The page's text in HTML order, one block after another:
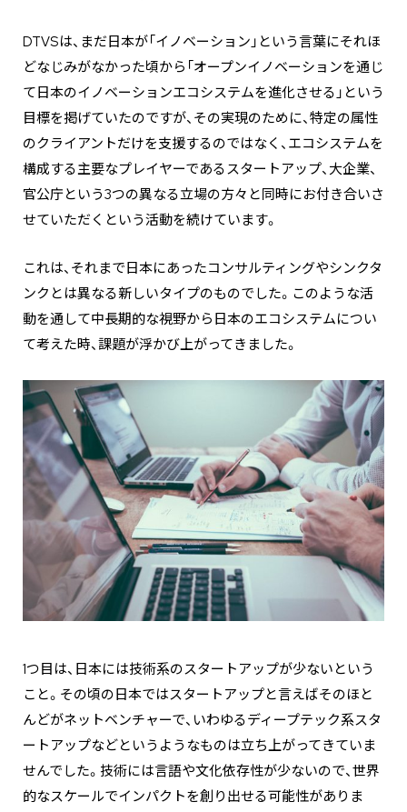
DTVSは、まだ日本が「イノベーション」という言葉にそれほ
どなじみがなかった頃から「オープンイノベーションを通じ
て日本のイノベーションエコシステムを進化させる」という
目標を掲げていたのですが、その実現のために、特定の属性
のクライアントだけを支援するのではなく、エコシステムを
構成する主要なプレイヤーであるスタートアップ、大企業、
官公庁という3つの異なる立場の方々と同時にお付き合いさ
せていただくという活動を続けています。
これは、それまで日本にあったコンサルティングやシンクタ
ンクとは異なる新しいタイプのものでした。このような活
動を通して中長期的な視野から日本のエコシステムについ
て考えた時、課題が浮かび上がってきました。
1つ目は、日本には技術系のスタートアップが少ないという
こと。その頃の日本ではスタートアップと言えばそのほと
んどがネットベンチャーで、いわゆるディープテック系スタ
ートアップなどというようなものは立ち上がってきていま
せんでした。技術には言語や文化依存性が少ないので、世界
的なスケールでインパクトを創り出せる可能性がありま